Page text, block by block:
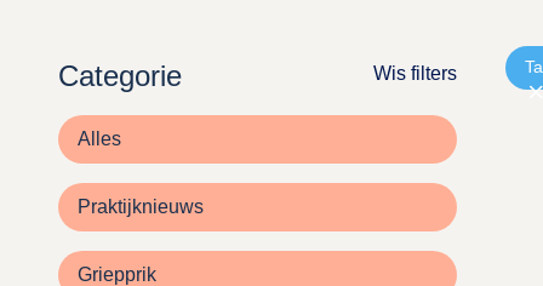
Categorie Wis filters
Alles
Praktijknieuws
Griepprik